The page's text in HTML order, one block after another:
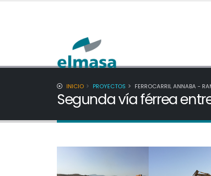
INICIO PROYECTOS FERROCARRIL ANNABA -
Segunda vía férrea